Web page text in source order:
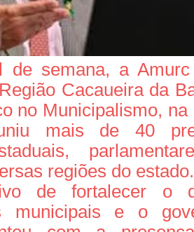
de semana, a
Cacaueira da
no Municipalismo,
mais de 40
regiões do estado.
de fortalecer o
municipais e o